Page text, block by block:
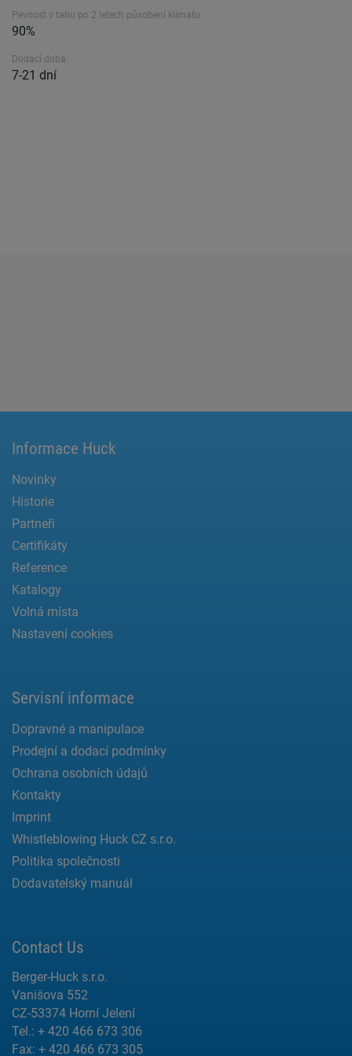
Pevnost v tahu po 2 letech působení klimatu
90%
Dodací doba.
7-21 dní
Informace Huck
Novinky
Historie
Partneři
Certifikáty
Reference
Katalogy
Volná místa
Nastavení cookies
Servisní informace
Dopravné a manipulace
Prodejní a dodací podmínky
Ochrana osobních údajů
Kontakty
Imprint
Whistleblowing Huck CZ s.r.o.
Politika společnosti
Dodavatelský manuál
Contact Us
Berger-Huck s.r.o.
Vanišova 552
CZ-53374 Horní Jelení
Tel.: + 420 466 673 306
Fax: + 420 466 673 305